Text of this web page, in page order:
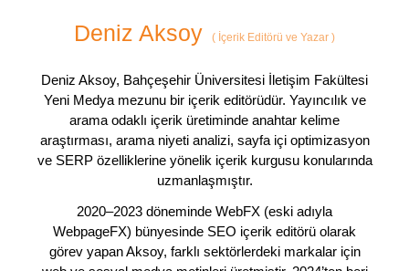
Deniz Aksoy ( İçerik Editörü ve Yazar )
Deniz Aksoy, Bahçeşehir Üniversitesi İletişim Fakültesi
Yeni Medya mezunu bir içerik editörüdür. Yayıncılık ve
arama odaklı içerik üretiminde anahtar kelime
araştırması, arama niyeti analizi, sayfa içi optimizasyon
ve SERP özelliklerine yönelik içerik kurgusu konularında
uzmanlaşmıştır.
2020–2023 döneminde WebFX (eski adıyla
WebpageFX) bünyesinde SEO içerik editörü olarak
görev yapan Aksoy, farklı sektörlerdeki markalar için